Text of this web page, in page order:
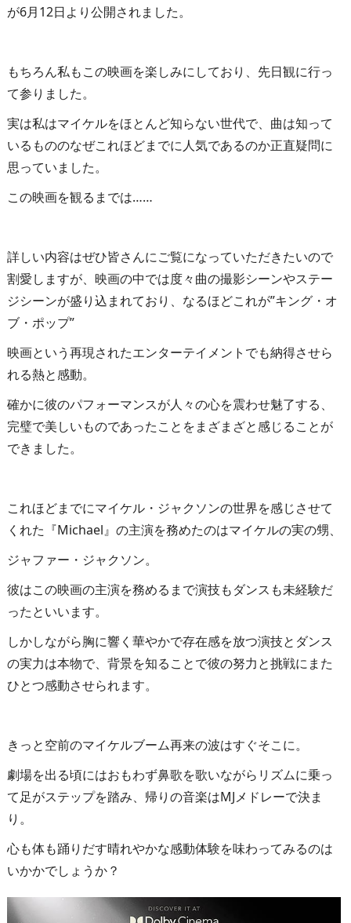
が6月12日より公開されました。
もちろん私もこの映画を楽しみにしており、先日観に行っ
て参りました。
実は私はマイケルをほとんど知らない世代で、曲は知って
いるもののなぜこれほどまでに人気であるのか正直疑問に
思っていました。
この映画を観るまでは……
詳しい内容はぜひ皆さんにご覧になっていただきたいので
割愛しますが、映画の中では度々曲の撮影シーンやステー
ジシーンが盛り込まれており、なるほどこれが”キング・オ
ブ・ポップ”
映画という再現されたエンターテイメントでも納得させら
れる熱と感動。
確かに彼のパフォーマンスが人々の心を震わせ魅了する、
完璧で美しいものであったことをまざまざと感じることが
できました。
これほどまでにマイケル・ジャクソンの世界を感じさせて
くれた『Michael』の主演を務めたのはマイケルの実の甥、
ジャファー・ジャクソン。
彼はこの映画の主演を務めるまで演技もダンスも未経験だ
ったといいます。
しかしながら胸に響く華やかで存在感を放つ演技とダンス
の実力は本物で、背景を知ることで彼の努力と挑戦にまた
ひとつ感動させられます。
きっと空前のマイケルブーム再来の波はすぐそこに。
劇場を出る頃にはおもわず鼻歌を歌いながらリズムに乗っ
て足がステップを踏み、帰りの音楽はMJメドレーで決ま
り。
心も体も踊りだす晴れやかな感動体験を味わってみるのは
いかかでしょうか？